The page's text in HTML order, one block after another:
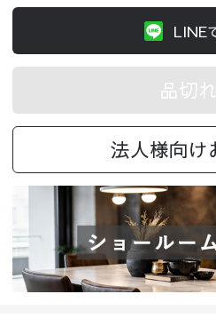
LINE
品切
法人様向け